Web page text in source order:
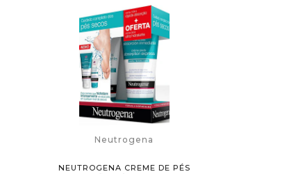
Neutrogena
NEUTROGENA CREME DE PÉS